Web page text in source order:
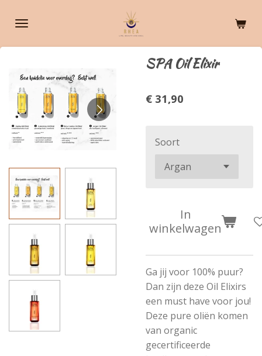
direct
hoofdinhoud
SPA Oil Elixir
€ 31,90
Soort
In
winkelwagen
Ga jij voor 100% puur?
Dan zijn deze Oil Elixirs
een must have voor jou!
Deze pure oliën komen
van organic
gecertificeerde